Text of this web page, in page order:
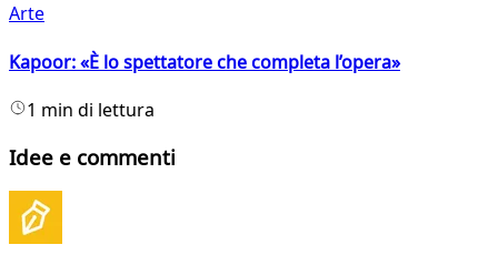
Arte
Kapoor: «È lo spettatore che completa l’opera»
1 min di lettura
Idee e commenti